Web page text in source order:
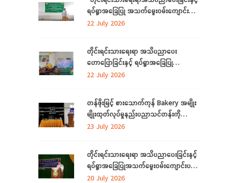
ရပ်ရွာအခြေပြု အသက်မွေးဝမ်းကျောင်း
ပညာလိုအပ်ချက် ဆန်းစစ်စီမံခြင်း
ကို ရန်ကုန်တိုင်းဒေသကြီးတွင် ကျင်းပပြုလုပ်
22 July 2026
တိုင်းရင်းသားရေးရာ အသိပညာပေး
ဟောပြောခြင်းနှင့် ရပ်ရွာအခြေပြု
အသက်မွေးဝမ်းကျောင်း ပညာလိုအပ်ချက်တို့
မွန်ပြည်နယ်တွင် ကျင်းပပြုလုပ်
22 July 2026
တန်ဖိုးမြင့် စားသောက်ကုန် Bakery အမျိုး
မျိုးထုတ်လုပ်မှုနည်းပညာသင်တန်းကို
စစ်ကိုင်းတိုင်းဒေသကြီး၊ လဟယ်မြို့၌ ဖွင့်လှစ်
23 July 2026
တိုင်းရင်းသားရေးရာ အသိပညာပေးခြင်းနှင့်
ရပ်ရွာအခြေပြုအသက်မွေးဝမ်းကျောင်းပညာ
လိုအပ်ချက်များကို ဆန်းစစ်စီမံခြင်း
20 July 2026